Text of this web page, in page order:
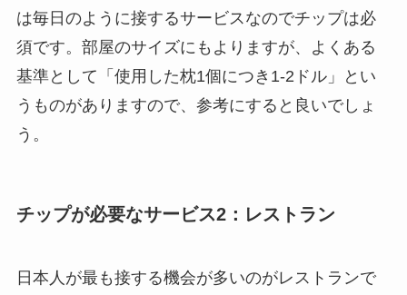
は毎日のように接するサービスなのでチップは必
須です。部屋のサイズにもよりますが、よくある
基準として「使用した枕1個につき1-2ドル」とい
うものがありますので、参考にすると良いでしょ
う。
チップが必要なサービス2：レストラン
日本人が最も接する機会が多いのがレストランで